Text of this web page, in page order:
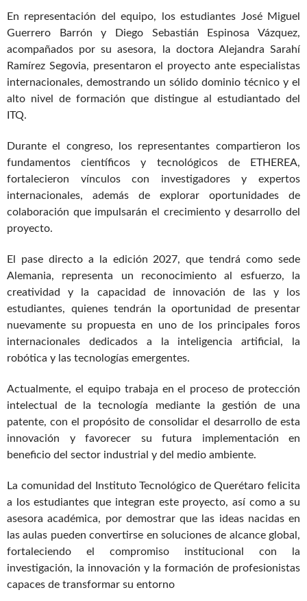
En representación del equipo, los estudiantes José Miguel
Guerrero Barrón y Diego Sebastián Espinosa Vázquez,
acompañados por su asesora, la doctora Alejandra Sarahí
Ramírez Segovia, presentaron el proyecto ante especialistas
internacionales, demostrando un sólido dominio técnico y el
alto nivel de formación que distingue al estudiantado del
ITQ.
Durante el congreso, los representantes compartieron los
fundamentos científicos y tecnológicos de ETHEREA,
fortalecieron vínculos con investigadores y expertos
internacionales, además de explorar oportunidades de
colaboración que impulsarán el crecimiento y desarrollo del
proyecto.
El pase directo a la edición 2027, que tendrá como sede
Alemania, representa un reconocimiento al esfuerzo, la
creatividad y la
capacidad de innovación de las y los
estudiantes, quienes tendrán la oportunidad de presentar
nuevamente su propuesta en uno de los principales foros
internacionales dedicados a la inteligencia artificial, la
robótica y las tecnologías emergentes.
Actualmente, el equipo trabaja en el proceso de protección
intelectual de la tecnología mediante la gestión de una
patente, con el propósito de consolidar el desarrollo de esta
innovación y favorecer su futura implementación en
beneficio del sector industrial y del medio ambiente.
La comunidad del Instituto Tecnológico de Querétaro felicita
a los estudiantes que integran este proyecto, así como a su
asesora académica, por demostrar que las ideas nacidas en
las aulas pueden convertirse en soluciones de alcance global,
fortaleciendo el compromiso institucional con la
investigación, la innovación y la formación de profesionistas
capaces de transformar su entorno